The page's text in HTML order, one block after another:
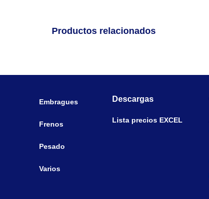
Productos relacionados
Embragues
Frenos
Pesado
Varios
Descargas
Lista precios EXCEL